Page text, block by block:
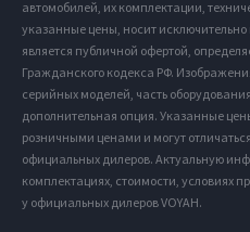
автомобилей, их комплектации,
указанные цены, носит
является публичной офертой,
Гражданского кодекса РФ.
серийных моделей, часть
дополнительная опция. Указанные
розничными ценами и могут
официальных дилеров. Актуальную
комплектациях, стоимости, условиях
у официальных дилеров VOYAH.